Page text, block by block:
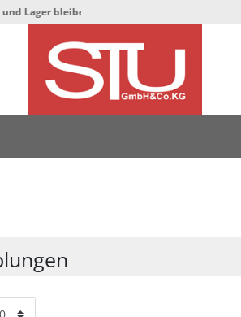
in der Hafenstrasse 76, 34125 Kassel ***